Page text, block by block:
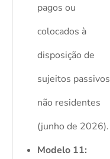
pagos ou
colocados à
disposição de
sujeitos passivos
não residentes
(junho de 2026).
Modelo 11: